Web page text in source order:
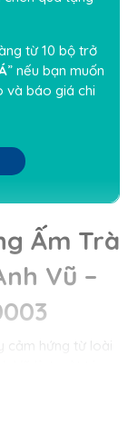
từ 10 bộ trở
” nếu bạn muốn
và báo giá chi
Ấm Trà
Vũ –
cảm hứng từ loài
Vũ là tuyệt tác
là đường
sản phẩm.